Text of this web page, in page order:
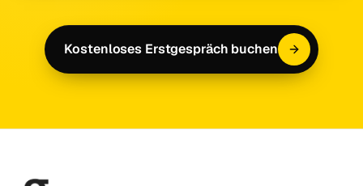
Kostenloses Erstgespräch buchen